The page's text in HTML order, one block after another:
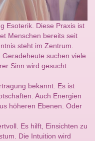
Esoterik. Diese Praxis ist
Menschen bereits seit
steht im Zentrum.
suchen viele
Sinn wird gesucht.
bekannt. Es ist
Auch Energien
höheren Ebenen. Oder
Es hilft, Einsichten zu
Die Intuition wird